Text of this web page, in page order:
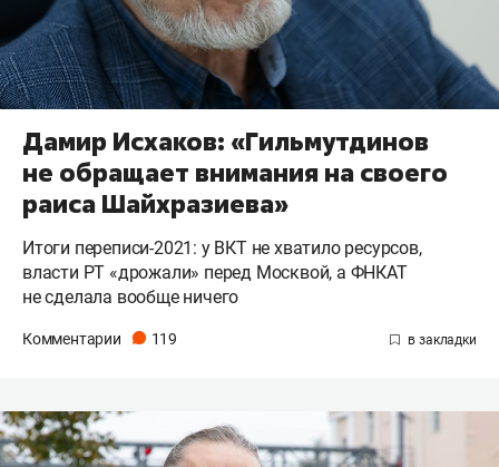
Дамир Исхаков: «Гильмутдинов
не обращает внимания на своего
раиса Шайхразиева»
Итоги переписи-2021: у ВКТ не хватило ресурсов,
власти РТ «дрожали» перед Москвой, а ФНКАТ
не сделала вообще ничего
Комментарии 119